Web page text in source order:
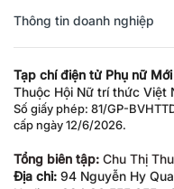
Thông tin doanh nghiệp
Tạp chí điện tử Phụ nữ Mới
Thuộc Hội Nữ trí thức Việt
Số giấy phép: 81/GP-
cấp ngày 12/6/2026.
Tổng biên tập: Chu Thị
Địa chỉ: 94 Nguyễn Hy